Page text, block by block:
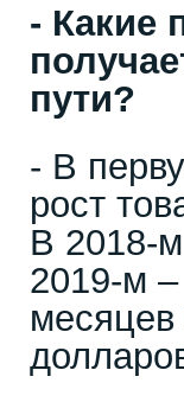
- Какие
пути?
- В
рост
В 2018-
2019-м